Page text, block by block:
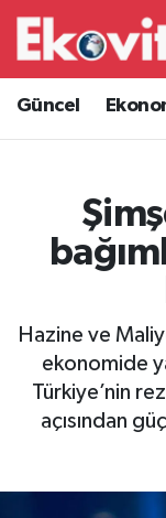
Güncel
Hazine ve
ekonomide
Türkiye’nin
açısından
Güncel
Ekonomi
Borsa
İş Dünyası
Otovitrin
Asayiş
Hava
Trafik
Süper Lig
Tüm
Son
Haber Arşivi